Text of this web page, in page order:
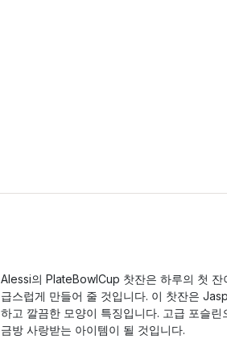
Alessi의 PlateBowlCup 찻잔은 하루의 첫 잔
급스럽게 만들어 줄 것입니다. 이 찻잔은
하고 깔끔한 모양이 특징입니다. 고급 포슬
금방 사랑받는 아이템이 될 것입니다.